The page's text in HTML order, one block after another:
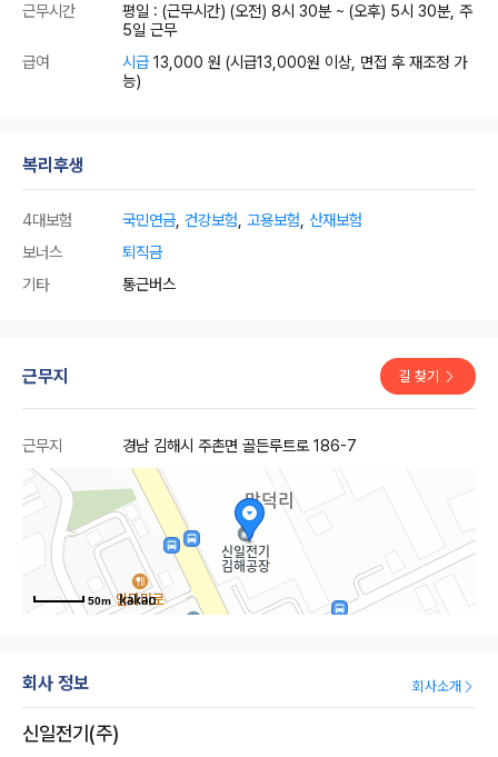
근무시간
평일 : (근무시간) (오전) 8시 30분 ~ (오후) 5시 30분, 주
5일 근무
급여
시급 13,000 원 (시급13,000원 이상, 면접 후 재조정 가
능)
복리후생
4대보험 국민연금 건강보험 고용보험 산재보험
보너스
퇴직금
기타
통근버스
근무지 길 찾기
근무지 경남 김해시 주촌면 골든루트로 186-7
50m
회사 정보 회사소개
신일전기(주)